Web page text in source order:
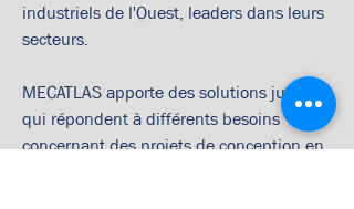
industriels de l'Ouest, leaders dans leurs
secteurs.
MECATLAS apporte des solutions justes
qui répondent à différents besoins
concernant des projets de conception en